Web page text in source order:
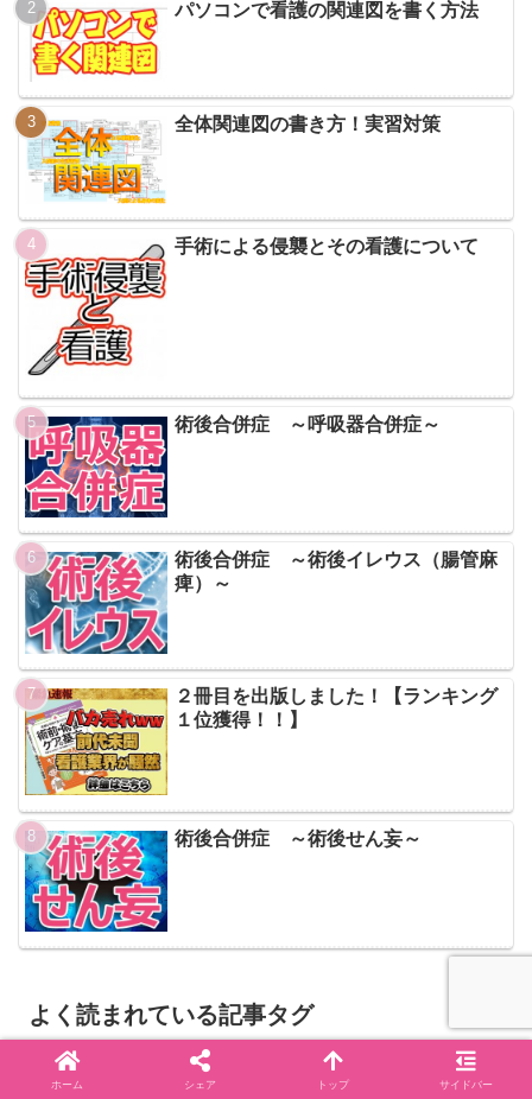
パソコンで看護の関連図を書く方法
全体関連図の書き方！実習対策
手術による侵襲とその看護について
術後合併症 ～呼吸器合併症～
術後合併症 ～術後イレウス（腸管麻
痺）～
２冊目を出版しました！【ランキング
１位獲得！！】
術後合併症 ～術後せん妄～
よく読まれている記事タグ
医療情報 アンケート したしきなかに
ホーム シェア トップ サイドバー